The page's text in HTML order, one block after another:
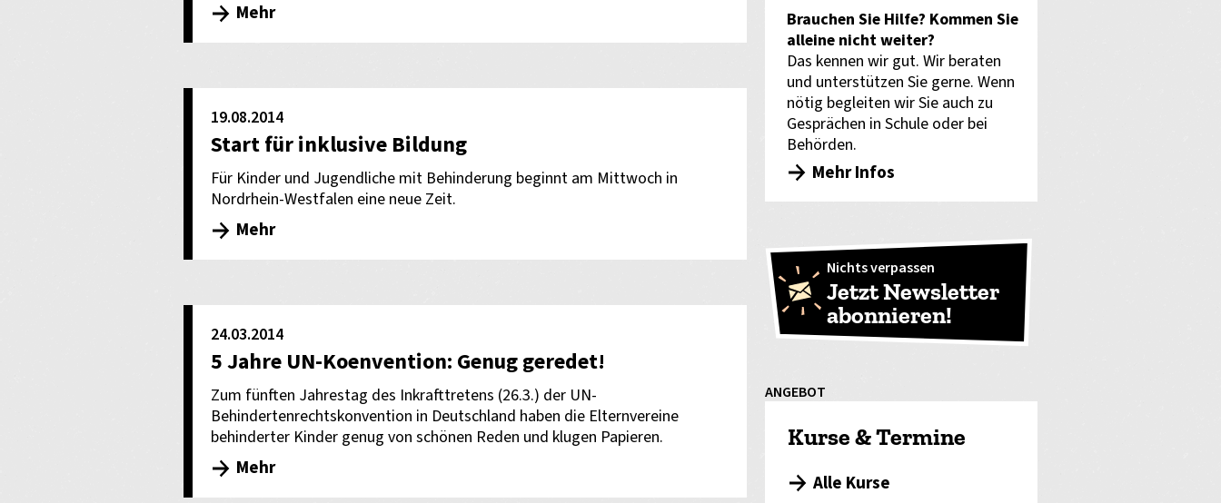
Mehr
19.08.2014
Start für inklusive Bildung
Für Kinder und Jugendliche mit Behinderung beginnt am Mittwoch in
Nordrhein-Westfalen eine neue Zeit.
Mehr
24.03.2014
5 Jahre UN-Koenvention: Genug geredet!
Zum fünften Jahrestag des Inkrafttretens (26.3.) der UN-
Behindertenrechtskonvention in Deutschland haben die Elternvereine
behinderter Kinder genug von schönen Reden und klugen Papieren.
Mehr
Brauchen Sie Hilfe? Kommen Sie
alleine nicht weiter?
Das kennen wir gut. Wir beraten
und unterstützen Sie gerne. Wenn
nötig begleiten wir Sie auch zu
Gesprächen in Schule oder bei
Behörden.
Mehr Infos
Nichts verpassen
Jetzt Newsletter
abonnieren!
ANGEBOT
Kurse & Termine
Alle Kurse